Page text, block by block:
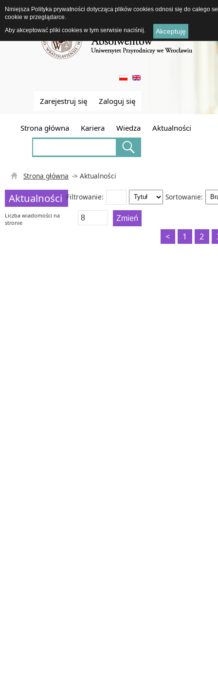
Zarejestruj się Zaloguj się
Strona główna Kariera Wiedza Aktualności
Strona główna -> Aktualności
Sortowanie:
Filtrowanie:
Aktualności
Liczba wiadomości na
stronie
< 1 2
Niniejsza Polityka prywatności dotycząca plików cookies odnosi się do całego
cookie w przeglądarce.
Aby akceptować pliki cookies w tym serwisie naciśnij.
Akceptuję